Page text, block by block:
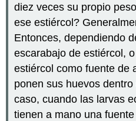
minerales
Bienes
y
Servicios
Ecosistémicos
Bienes
Ecosistémicos
Servicios
ecosistémicos
diez veces su propio
ese estiércol?
Entonces, dependiendo
escarabajo de estiércol,
estiércol como fuente de
ponen sus huevos
caso, cuando las larvas
tienen a mano una